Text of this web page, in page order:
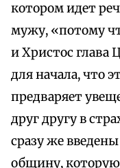
котором идет
мужу, «потому
и Христос глава
для начала, что
предваряет
друг другу в
сразу же
общину, которую